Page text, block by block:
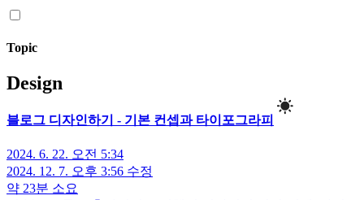
Topic
Design
블로그 디자인하기 - 기본 컨셉과 타이포그라피
2024. 6. 22. 오전 5:34
2024. 12. 7. 오후 3:56 수정
약 23분 소요